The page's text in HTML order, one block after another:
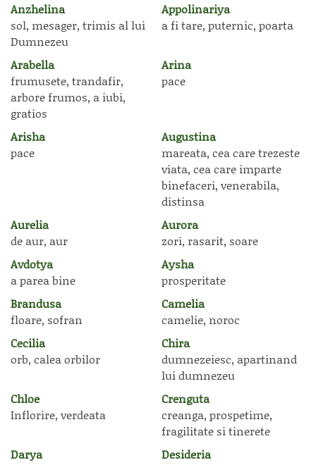
Anzhelina
sol, mesager, trimis al lui
Dumnezeu
Appolinariya
a fi tare, puternic, poarta
Arabella
frumusete, trandafir,
arbore frumos, a iubi,
gratios
Arina
pace
Arisha
pace
Augustina
mareata, cea care trezeste
viata, cea care imparte
binefaceri, venerabila,
distinsa
Aurelia
de aur, aur
Aurora
zori, rasarit, soare
Avdotya
a parea bine
Aysha
prosperitate
Brandusa
floare, sofran
Camelia
camelie, noroc
Cecilia
orb, calea orbilor
Chira
dumnezeiesc, apartinand
lui dumnezeu
Chloe
Inflorire, verdeata
Crenguta
creanga, prospetime,
fragilitate si tinerete
Darya
Desideria